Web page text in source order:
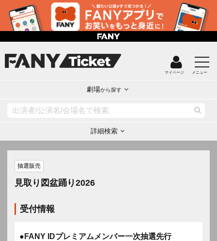
マイページ メニュー
劇場から探す
詳細検索
抽選販売
見取り図盆踊り2026
受付情報
●FANY IDプレミアムメンバー一次抽選先行